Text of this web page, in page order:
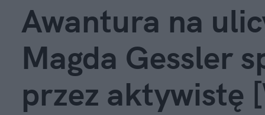
Awantura na
Magda Gessler
przez aktywistę